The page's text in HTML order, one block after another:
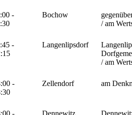
-
Bochow
/ am
-
Langenlipsdorf
/ am
-
Zellendorf am
-
Dennewitz